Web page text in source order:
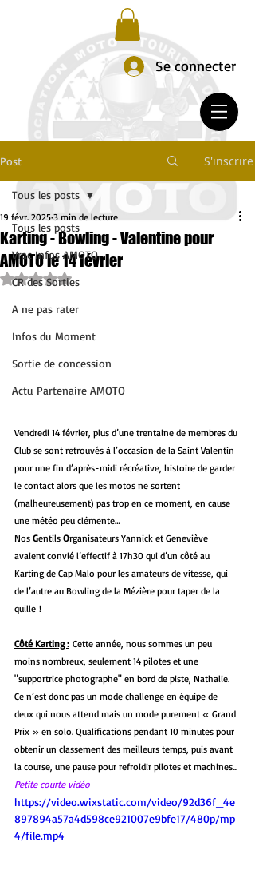
Se connecter
Post S'inscrire
Tous les posts
Vrac Infos AMOTO
CR des Sorties
A ne pas rater
Infos du Moment
Sortie de concession
Actu Partenaire AMOTO
Tous les posts
Karting - Bowling - Valentine pour
AMOTO le 14 février
19 févr. 2025 3 min de lecture
Noté NaN étoiles sur 5.
Vendredi 14 février, plus d’une trentaine de membres du
Club se sont retrouvés à l’occasion de la Saint Valentin
pour une fin d’après-midi récréative, histoire de garder
le contact alors que les motos ne sortent
(malheureusement) pas trop en ce moment, en cause
une météo peu clémente…
Nos Gentils Organisateurs Yannick et Geneviève
avaient convié l’effectif à 17h30 qui d’un côté au
Karting de Cap Malo pour les amateurs de vitesse, qui
de l’autre au Bowling de la Mézière pour taper de la
quille !
Côté Karting : Cette année, nous sommes un peu
moins nombreux, seulement 14 pilotes et une
"supportrice photographe" en bord de piste, Nathalie.
Ce n’est donc pas un mode challenge en équipe de
deux qui nous attend mais un mode purement « Grand
Prix » en solo. Qualifications pendant 10 minutes pour
obtenir un classement des meilleurs temps, puis avant
la course, une pause pour refroidir pilotes et machines...
Petite courte vidéo
https://video.wixstatic.com/video/92d36f_4e
897894a57a4d598ce921007e9bfe17/480p/mp
4/file.mp4